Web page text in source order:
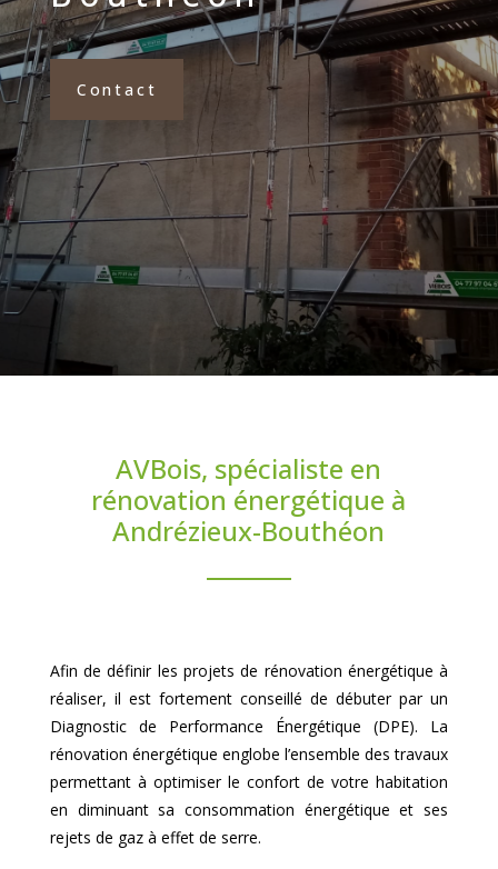
Contact
AVBois, spécialiste en
rénovation énergétique à
Andrézieux-Bouthéon
Afin de définir les projets de rénovation énergétique à
réaliser, il est fortement conseillé de débuter par un
Diagnostic de Performance Énergétique (DPE). La
rénovation énergétique englobe l’ensemble des travaux
permettant à optimiser le confort de votre habitation
en diminuant sa consommation énergétique et ses
rejets de gaz à effet de serre.